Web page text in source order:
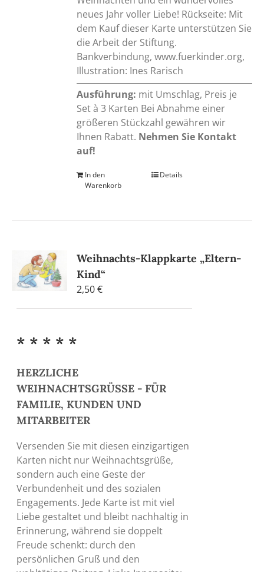
neues Jahr voller Liebe! Rückseite: Mit
dem Kauf dieser Karte unterstützen Sie
die Arbeit der Stiftung.
Bankverbindung, www.fuerkinder.org,
Illustration: Ines Rarisch
Ausführung: mit Umschlag, Preis je
Set à 3 Karten Bei Abnahme einer
größeren Stückzahl gewähren wir
Ihnen Rabatt. Nehmen Sie Kontakt
auf!
In den
Warenkorb
Details
Weihnachts-Klappkarte „Eltern-
Kind“
2,50€
* * * * *
HERZLICHE
WEIHNACHTSGRÜSSE - FÜR
FAMILIE, KUNDEN UND
MITARBEITER
Versenden Sie mit diesen einzigartigen
Karten nicht nur Weihnachtsgrüße,
sondern auch eine Geste der
Verbundenheit und des sozialen
Engagements. Jede Karte ist mit viel
Liebe gestaltet und bleibt nachhaltig in
Erinnerung, während sie doppelt
Freude schenkt: durch den
persönlichen Gruß und den